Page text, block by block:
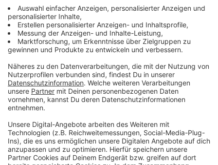
Mittwoch, 15.11.2023: Ratssaal,
Verwaltungsgebäude Goetheplatz, Goetheplatz
1-4, 51379 Leverkusen
Donnerstag, 16.11.2023: Sekundarschule, Aula,
Neukronenberger Str. 81, 51381 Leverkusen
Die Veranstaltungen beginnen um 19.00 Uhr und enden
um ca. 21.00 Uhr. Eine vorherige Anmeldung ist nicht
notwendig.
Anzeige